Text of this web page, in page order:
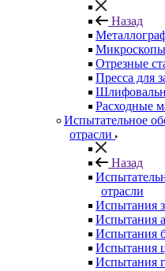
Назад
Микроскопы
Отрезные
Пресса для
Расходные
Испытательное
отрасли
Назад
отрасли
Испытания
Испытания
Испытания
Испытания
Испытания